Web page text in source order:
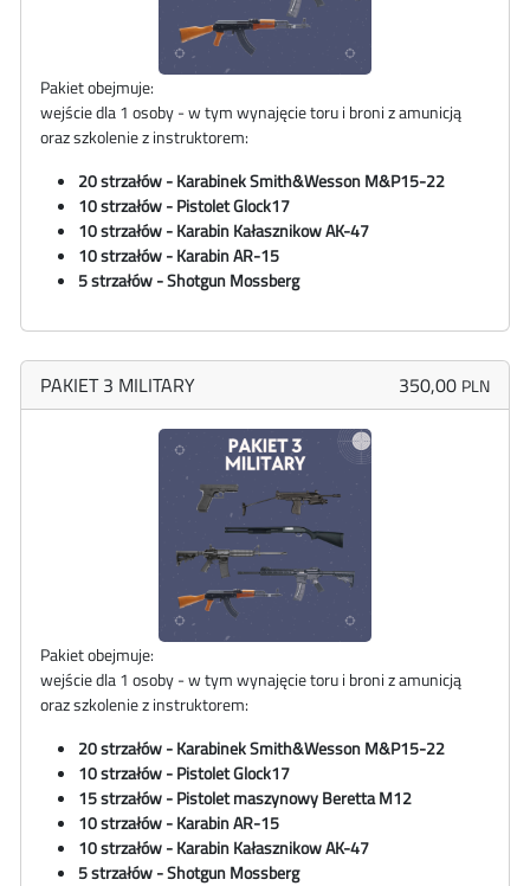
Pakiet obejmuje:
wejście dla 1 osoby - w tym wynajęcie toru i broni z amunicją
oraz szkolenie z instruktorem:
20 strzałów - KarabinekSmith&WessonM&P15-22
10 strzałów - Pistolet Glock17
10 strzałów - Karabin Kałasznikow AK-47
10 strzałów - Karabin AR-15
5 strzałów - Shotgun Mossberg
PAKIET 3 MILITARY 350,00 PLN
Pakiet obejmuje:
wejście dla 1 osoby - w tym wynajęcie toru i broni z amunicją
oraz szkolenie z instruktorem:
20 strzałów - KarabinekSmith&WessonM&P15-22
10 strzałów - Pistolet Glock17
15 strzałów - Pistolet maszynowy Beretta M12
10 strzałów - Karabin AR-15
10 strzałów - Karabin Kałasznikow AK-47
5 strzałów - Shotgun Mossberg